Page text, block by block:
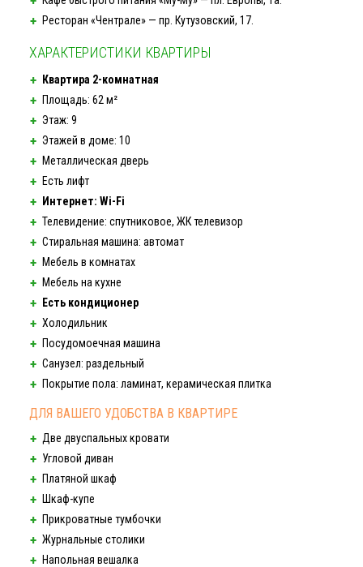
Ресторан «Чентрале» — пр. Кутузовский, 17.
ХАРАКТЕРИСТИКИ КВАРТИРЫ
Квартира 2-комнатная
Площадь: 62 м²
Этаж: 9
Этажей в доме: 10
Металлическая дверь
Есть лифт
Интернет: Wi-Fi
Телевидение: спутниковое, ЖК телевизор
Стиральная машина: автомат
Мебель в комнатах
Мебель на кухне
Есть кондиционер
Холодильник
Посудомоечная машина
Санузел: раздельный
Покрытие пола: ламинат, керамическая плитка
ДЛЯ ВАШЕГО УДОБСТВА В КВАРТИРЕ
Две двуспальных кровати
Угловой диван
Платяной шкаф
Шкаф-купе
Прикроватные тумбочки
Журнальные столики
Напольная вешалка